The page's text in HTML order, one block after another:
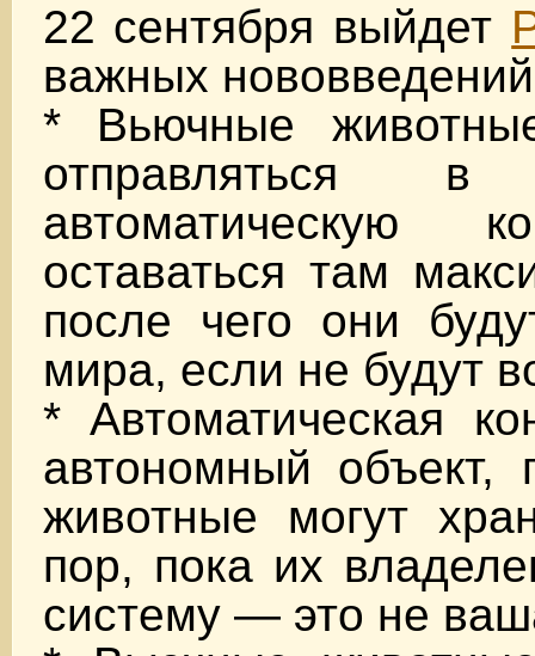
22 сентября выйдет
важных
* Вьючные
отправляться в
автоматическую
оставаться там
после чего они
мира, если не будут
* Автоматическая
автономный объект,
животные могут
пор, пока их
систему — это не